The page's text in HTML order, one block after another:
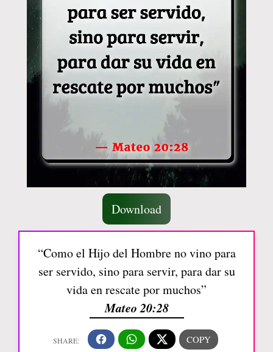
Download
“Como el Hijo del Hombre no vino para
ser servido, sino para servir, para dar su
vida en rescate por muchos”
Mateo 20:28